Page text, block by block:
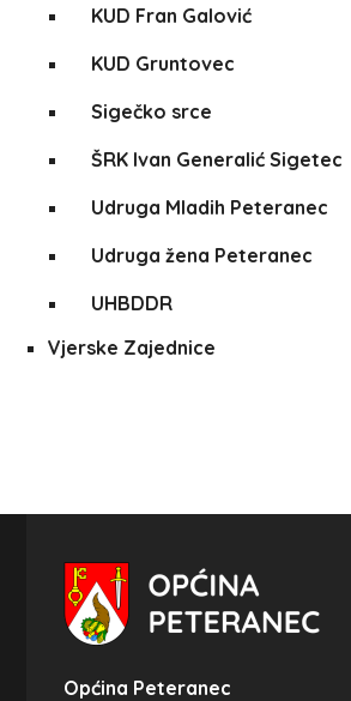
KUD Fran Galović
KUD Gruntovec
Sigečko srce
ŠRK Ivan Generalić Sigetec
Udruga Mladih Peteranec
Udruga žena Peteranec
UHBDDR
Vjerske Zajednice
Općina Peteranec